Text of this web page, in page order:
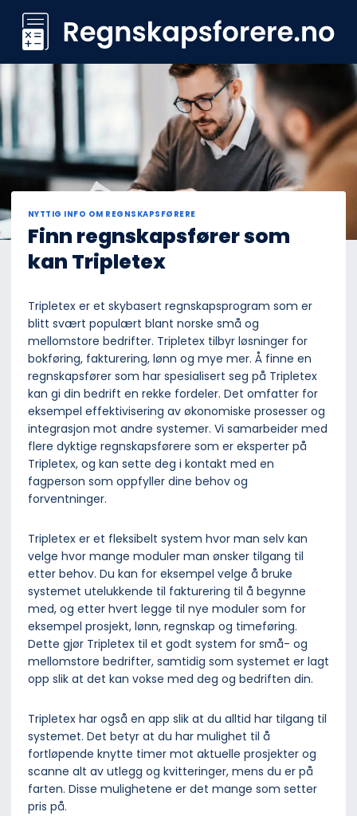
content
NYTTIG INFO OM REGNSKAPSFØRERE
Finn regnskapsfører som
kan Tripletex
Tripletex er et skybasert regnskapsprogram som er
blitt svært populært blant norske små og
mellomstore bedrifter. Tripletex tilbyr løsninger for
bokføring, fakturering, lønn og mye mer. Å finne en
regnskapsfører som har spesialisert seg på Tripletex
kan gi din bedrift en rekke fordeler. Det omfatter for
eksempel effektivisering av økonomiske prosesser og
integrasjon mot andre systemer. Vi samarbeider med
flere dyktige regnskapsførere som er eksperter på
Tripletex, og kan sette deg i kontakt med en
fagperson som oppfyller dine behov og
forventninger.
Tripletex er et fleksibelt system hvor man selv kan
velge hvor mange moduler man ønsker tilgang til
etter behov. Du kan for eksempel velge å bruke
systemet utelukkende til fakturering til å begynne
med, og etter hvert legge til nye moduler som for
eksempel prosjekt, lønn, regnskap og timeføring.
Dette gjør Tripletex til et godt system for små- og
mellomstore bedrifter, samtidig som systemet er lagt
opp slik at det kan vokse med deg og bedriften din.
Tripletex har også en app slik at du alltid har tilgang til
systemet. Det betyr at du har mulighet til å
fortløpende knytte timer mot aktuelle prosjekter og
scanne alt av utlegg og kvitteringer, mens du er på
farten. Disse mulighetene er det mange som setter
pris på.